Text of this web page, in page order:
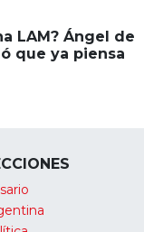
LAM? Ángel de
que ya piensa